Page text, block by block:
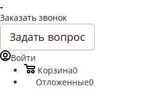
Заказать звонок
Задать вопрос
Войти
Корзина0
Отложенные0